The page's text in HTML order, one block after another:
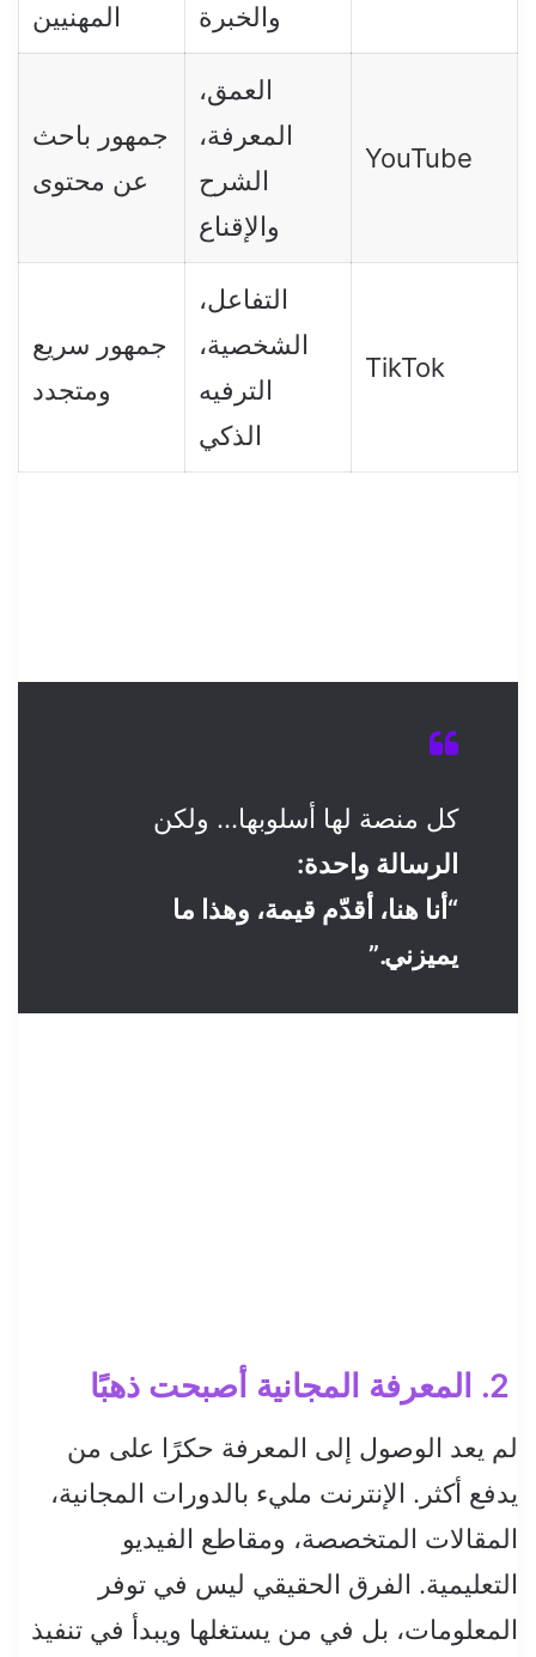
والخبرة
المهنيين
YouTube
العمق،
المعرفة،
الشرح
والإقناع
جمهور باحث
عن محتوى
TikTok
التفاعل،
الشخصية،
الترفيه
الذكي
جمهور سريع
ومتجدد
كل منصة لها أسلوبها… ولكن
الرسالة واحدة:
“أنا هنا، أقدّم قيمة، وهذا ما
يميزني.”
2. المعرفة المجانية أصبحت ذهبًا
لم يعد الوصول إلى المعرفة حكرًا على من
يدفع أكثر. الإنترنت مليء بالدورات المجانية،
المقالات المتخصصة، ومقاطع الفيديو
التعليمية. الفرق الحقيقي ليس في توفر
المعلومات، بل في من يستغلها ويبدأ في تنفيذ